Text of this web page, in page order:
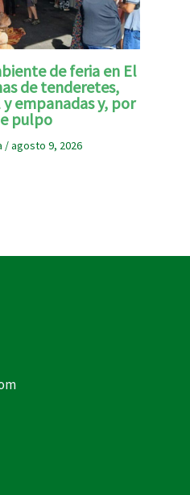
de feria en El
de tenderetes,
empanadas y, por
pulpo
/agosto 9, 2026